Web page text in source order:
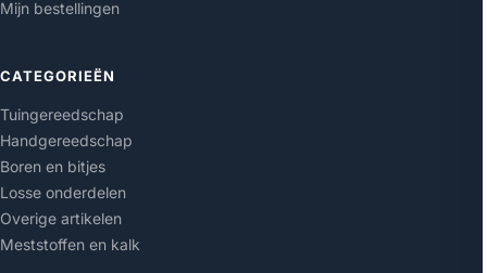
Mijn bestellingen
CATEGORIEËN
Tuingereedschap
Handgereedschap
Boren en bitjes
Losse onderdelen
Overige artikelen
Meststoffen en kalk